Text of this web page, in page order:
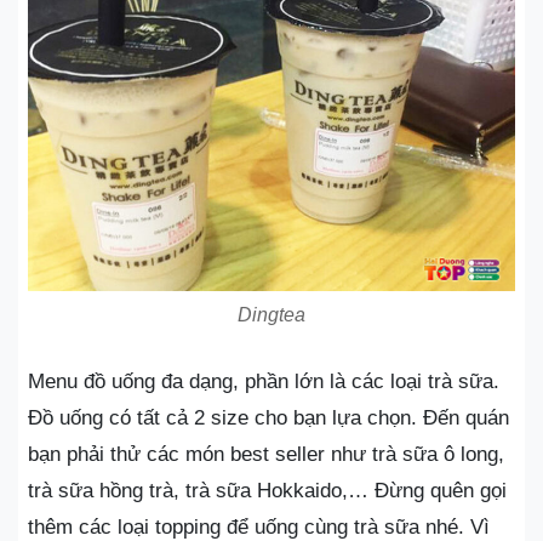
Dingtea
Menu đồ uống đa dạng, phần lớn là các loại trà sữa.
Đồ uống có tất cả 2 size cho bạn lựa chọn. Đến quán
bạn phải thử các món best seller như trà sữa ô long,
trà sữa hồng trà, trà sữa Hokkaido,… Đừng quên gọi
thêm các loại topping để uống cùng trà sữa nhé. Vì